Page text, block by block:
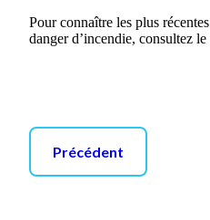
Pour connaître les plus
danger d’incendie, consultez le
Précédent